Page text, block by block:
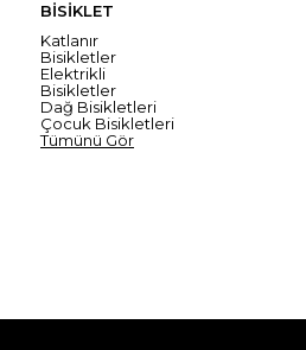
BİSİKLET
Katlanır
Bisikletler
Elektrikli
Bisikletler
Dağ Bisikletleri
Çocuk Bisikletleri
Tümünü Gör